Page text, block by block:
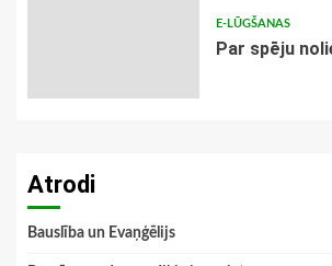
E-LŪGŠANAS
Par spēju
Atrodi
Bauslība un Evaņģēlijs